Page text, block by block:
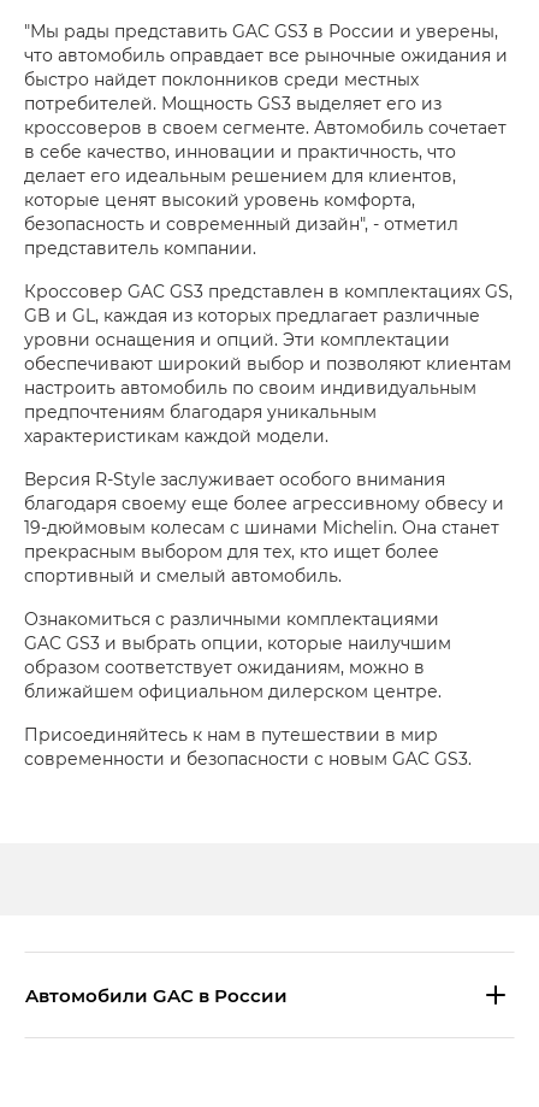
"Мы рады представить GAC GS3 в России и уверены,
что автомобиль оправдает все рыночные ожидания и
быстро найдет поклонников среди местных
потребителей. Мощность GS3 выделяет его из
кроссоверов в своем сегменте. Автомобиль сочетает
в себе качество, инновации и практичность, что
делает его идеальным решением для клиентов,
которые ценят высокий уровень комфорта,
безопасность и современный дизайн", - отметил
представитель компании.
Кроссовер GAC GS3 представлен в комплектациях GS,
GB и GL, каждая из которых предлагает различные
уровни оснащения и опций. Эти комплектации
обеспечивают широкий выбор и позволяют клиентам
настроить автомобиль по своим индивидуальным
предпочтениям благодаря уникальным
характеристикам каждой модели.
Версия R-Style заслуживает особого внимания
благодаря своему еще более агрессивному обвесу и
19-дюймовым колесам с шинами Michelin. Она станет
прекрасным выбором для тех, кто ищет более
спортивный и смелый автомобиль.
Ознакомиться с различными комплектациями
GAC GS3 и выбрать опции, которые наилучшим
образом соответствует ожиданиям, можно в
ближайшем официальном дилерском центре.
Присоединяйтесь к нам в путешествии в мир
современности и безопасности с новым GAC GS3.
Aвтомобили GAC в России